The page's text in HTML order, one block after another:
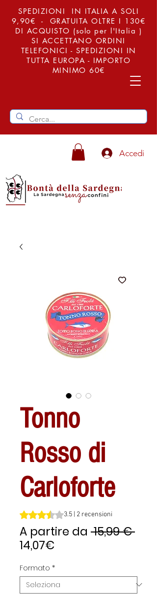
SPEDIZIONI IN ITALIA A SOLI
9,90€ - GRATUITA OLTRE I 130€
DI ACQUISTO (solo per l'Italia )
SI ACCETTANO ORDINI
TELEFONICI - SPEDIZIONI IN
TUTTA EUROPA - IMPORTO
MINIMO 60€
Accedi
Tonno
Rosso di
Carloforte
Sulla base di 2 recensioni, la
3.5 | 2 recensioni
A partire da 15,99 €
14,07€
Formato *